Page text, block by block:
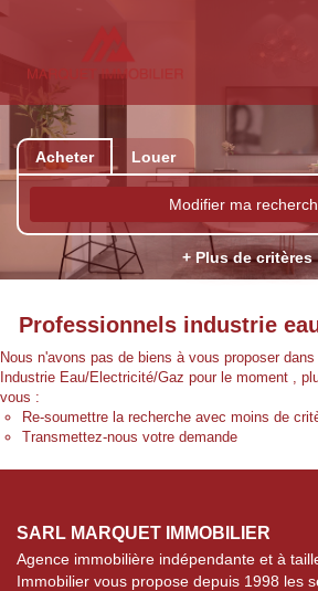
Acheter Louer
Modifier ma
+ Plus de critères
Professionnels industrie
Nous n'avons pas de biens à vous proposer
Industrie Eau/Electricité/Gaz pour le moment ,
vous :
Re-soumettre la recherche avec moins de
Transmettez-nous votre demande
SARL MARQUET IMMOBILIER
Agence immobilière indépendante et à
Immobilier vous propose depuis 1998 les